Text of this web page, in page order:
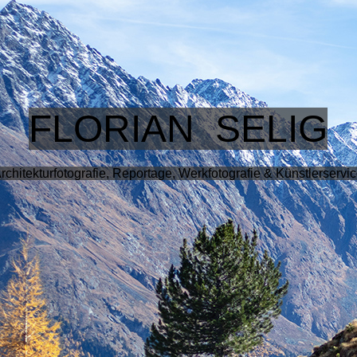
FLORIAN SELIG
Reportage, Werkfotografie &